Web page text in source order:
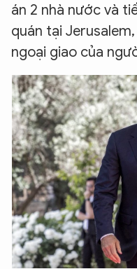
án 2 nhà nước và
quán tại
ngoại giao của